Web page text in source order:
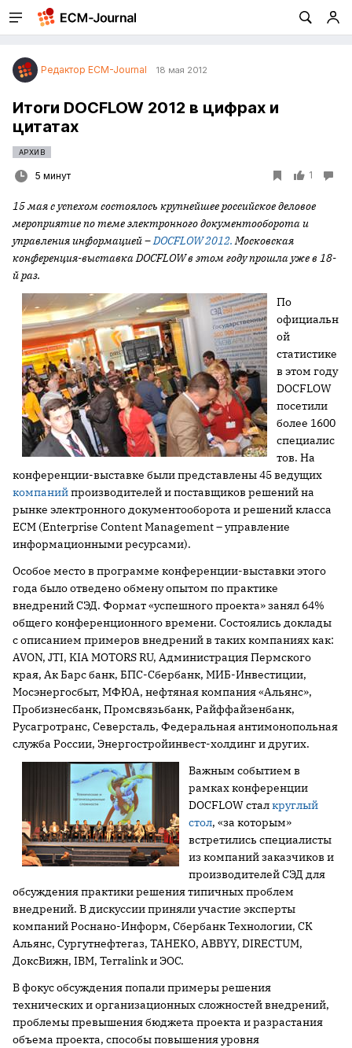
Редактор ECM-Journal 18 мая 2012
Итоги DOCFLOW 2012 в цифрах и
цитатах
АРХИВ
5 минут 1
15 мая с успехом состоялось крупнейшее российское деловое
мероприятие по теме электронного документооборота и
управления информацией –DOCFLOW2012.Московская
конференция-выставкаDOCFLOW в этом году прошла уже в 18-
й раз.
По
официальн
ой
статистике
в этом году
DOCFLOW
посетили
более 1600
специалис
тов. На
конференции-выставке были представлены 45 ведущих
компанийпроизводителей и поставщиков решений на
рынке электронного документооборота и решений класса
ECM (Enterprise Content Management – управление
информационными ресурсами).
Особое место в программе конференции-выставки этого
года было отведенообмену опытом по практике
внедрений СЭД. Формат «успешного проекта» занял 64%
общего конференционного времени. Состоялись доклады
с описанием примеров внедрений в таких компаниях как:
AVON, JTI, KIA MOTORS RU, Администрация Пермского
края, Ак Барс банк, БПС-Сбербанк, МИБ-Инвестиции,
Мосэнергосбыт, МФЮА, нефтяная компания «Альянс»,
Пробизнесбанк, Промсвязьбанк, Райффайзенбанк,
Русагротранс, Северсталь, Федеральная антимонопольная
служба России, Энергостройинвест-холдинг и других.
Важным событием в
рамках конференции
DOCFLOW сталкруглый
стол, «за которым»
встретились специалисты
из компаний заказчиков и
производителей СЭД для
обсуждения практики решения типичных проблем
внедрений. В дискуссии приняли участие эксперты
компаний Роснано-Информ, СбербанкТехнологии, СК
Альянс, Сургутнефтегаз, ТАНЕКО, ABBYY, DIRECTUM,
ДоксВижн, IBM, Terralink и ЭОС.
В фокус обсуждения попали примеры решения
технических и организационных сложностей внедрений,
проблемы превышения бюджета проекта и разрастания
объема проекта, способы повышения уровня